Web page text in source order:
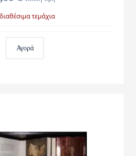
τεμάχια
Αγορά